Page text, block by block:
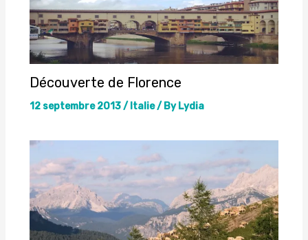
Découverte de Florence
12 septembre 2013/ Italie/ ByLydia